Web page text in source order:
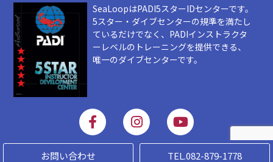
SeaLoopはPADI5スターIDセンターです。
5スター・ダイブセンターの規準を満たし
ているだけでなく、PADIインストラクタ
ーレベルのトレーニングを提供できる、
唯一のダイブセンターです。
F
a
c
e
I
n
s
Y
o
u
t
Copyright 2019 © SEALOOP. ALL Rigts Reserved
お問い合わせ TEL.082-879-1778